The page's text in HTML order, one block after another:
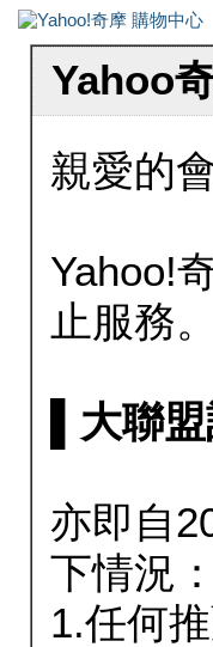
Yahoo
親愛的
Yahoo!
止服務。
▌大聯
亦即自
下情況：
1.任何